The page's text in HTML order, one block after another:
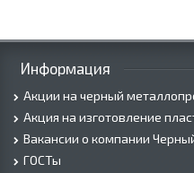
Информация
Акции на черный
Акция на изготовление
Вакансии о компании
ГОСТы